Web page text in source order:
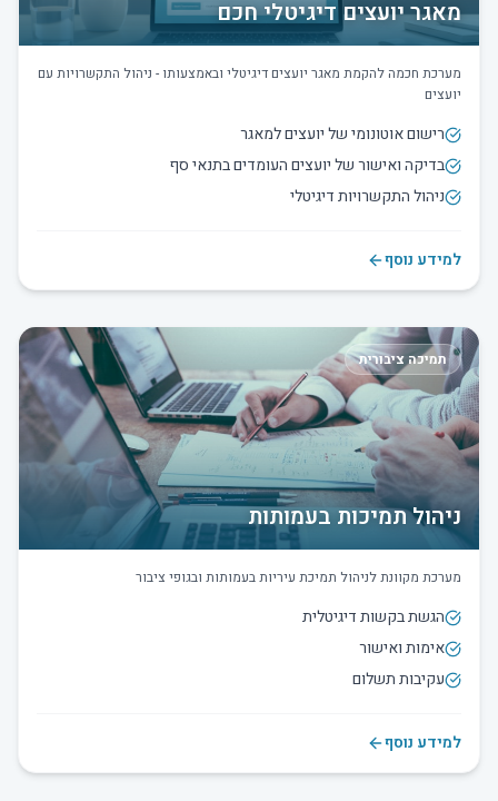
מאגר יועצים דיגיטלי חכם
מערכת חכמה להקמת מאגר יועצים דיגיטלי ובאמצעותו - ניהול התקשרויות עם
יועצים
רישום אוטונומי של יועצים למאגר
בדיקה ואישור של יועצים העומדים בתנאי סף
ניהול התקשרויות דיגיטלי
למידע נוסף
תמיכה ציבורית
ניהול תמיכות בעמותות
מערכת מקוונת לניהול תמיכת עיריות בעמותות ובגופי ציבור
הגשת בקשות דיגיטלית
אימות ואישור
עקיבות תשלום
למידע נוסף